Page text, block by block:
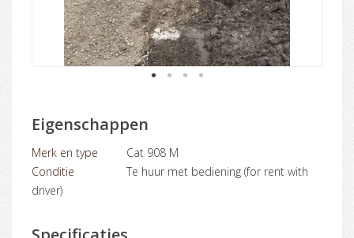
1 2 3 4
Eigenschappen
Merk en type
Cat 908 M
Conditie
Te huur met bediening (for rent with
driver)